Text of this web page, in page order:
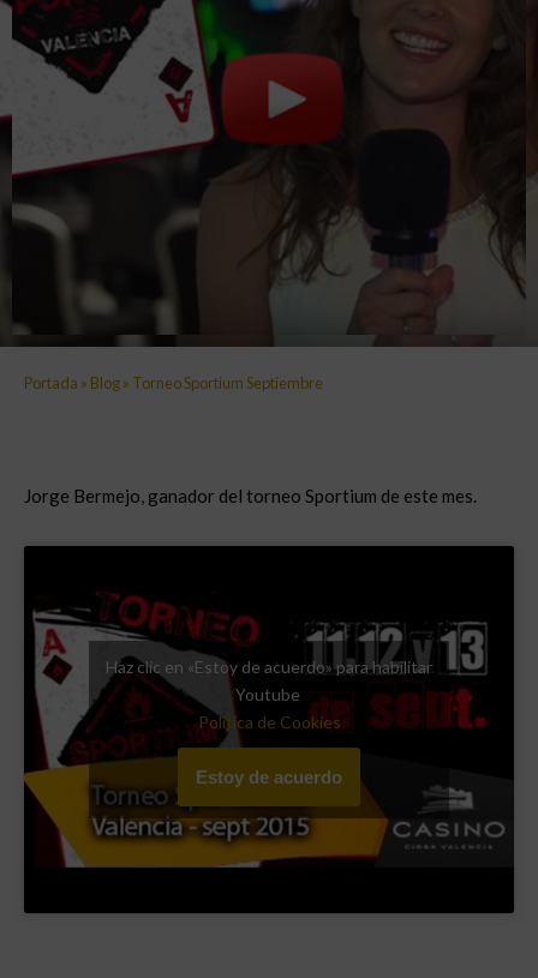
Portada » Blog» Torneo Sportium Septiembre
Jorge Bermejo, ganador del torneo Sportium de este mes.
Haz clic en «Estoy de acuerdo» para habilitar
Youtube
Política de Cookies
Estoy de acuerdo